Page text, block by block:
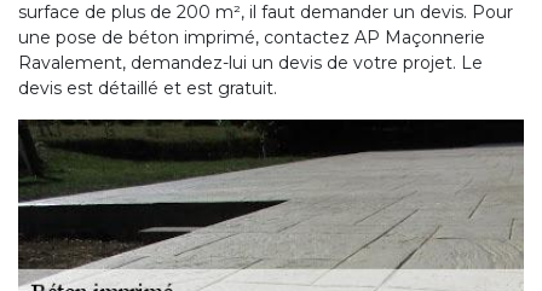
surface de plus de 200 m², il faut demander un devis. Pour
une pose de béton imprimé, contactez AP Maçonnerie
Ravalement, demandez-lui un devis de votre projet. Le
devis est détaillé et est gratuit.